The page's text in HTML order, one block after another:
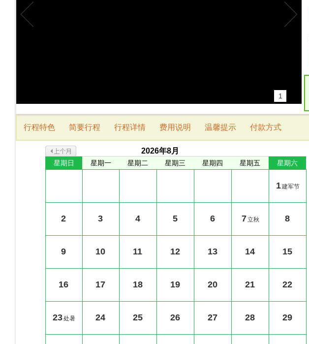
1
行程特色 简要行程 行程详情 费用说明 温馨提示 付款方式
2026年8月
星期日 星期一 星期二 星期三 星期四 星期五 星期六
1建军节
2 3 4 5 6 7立秋 8
9 10 11 12 13 14 15
16 17 18 19 20 21 22
23处暑 24 25 26 27 28 29